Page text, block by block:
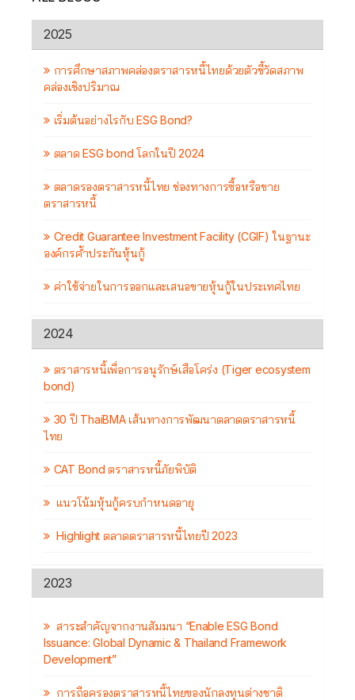
2025
การศึกษาสภาพคล่องตราสารหนี้ไทยด้วยตัวชี้วัดสภาพ
คล่องเชิงปริมาณ
เริ่มต้นอย่างไรกับ ESG Bond?
ตลาด ESG bond โลกในปี 2024
ตลาดรองตราสารหนี้ไทย ช่องทางการซื้อหรือขาย
ตราสารหนี้
Credit Guarantee Investment Facility (CGIF) ในฐานะ
องค์กรค้ำประกันหุ้นกู้
ค่าใช้จ่ายในการออกและเสนอขายหุ้นกู้ในประเทศไทย
2024
ตราสารหนี้เพื่อการอนุรักษ์เสือโคร่ง (Tiger ecosystem
bond)
30 ปี ThaiBMA เส้นทางการพัฒนาตลาดตราสารหนี้
ไทย
CAT Bond ตราสารหนี้ภัยพิบัติ
แนวโน้มหุ้นกู้ครบกำหนดอายุ
Highlight ตลาดตราสารหนี้ไทยปี 2023
2023
สาระสำคัญจากงานสัมมนา “Enable ESG Bond
Issuance: Global Dynamic & Thailand Framework
Development”
การถือครองตราสารหนี้ไทยของนักลงทุนต่างชาติ